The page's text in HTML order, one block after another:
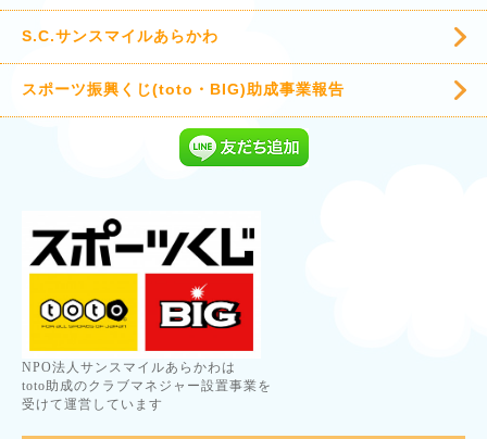
S.C.サンスマイルあらかわ
スポーツ振興くじ(toto・BIG)助成事業報告
NPO法人サンスマイルあらかわは
toto助成のクラブマネジャー設置事業を
受けて運営しています